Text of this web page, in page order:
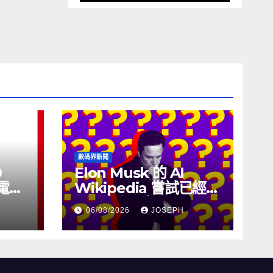
線
數碼界新聞
Elon Musk 的 AI
Wikipedia 嘗試已經幾
個月沒有更新了
06/08/2026 JOSEPH